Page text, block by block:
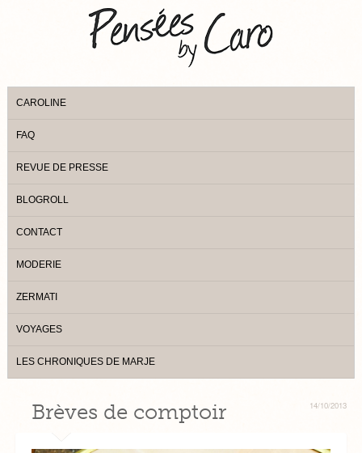
CAROLINE
FAQ
REVUE DE PRESSE
BLOGROLL
CONTACT
MODERIE
ZERMATI
VOYAGES
LES CHRONIQUES DE MARJE
14/10/2013
Brèves de comptoir